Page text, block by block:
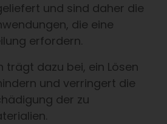
und sind daher die
die eine
erfordern.
trägt dazu bei, ein Lösen
und verringert die
der zu